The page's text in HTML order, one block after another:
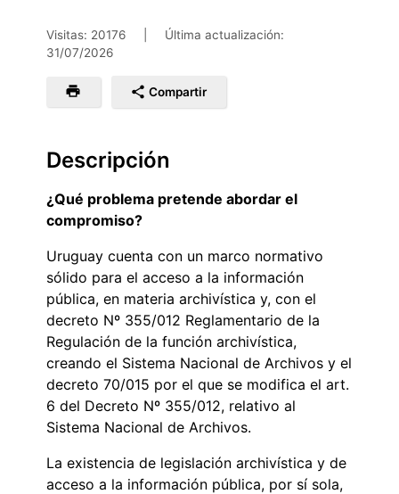
Visitas: 20176
Última actualización:
31/07/2026
Compartir
Descripción
¿Qué problema pretende abordar el
compromiso?
Uruguay cuenta con un marco normativo
sólido para el acceso a la información
pública, en materia archivística y, con el
decreto Nº 355/012 Reglamentario de la
Regulación de la función archivística,
creando el Sistema Nacional de Archivos y el
decreto 70/015 por el que se modifica el art.
6 del Decreto Nº 355/012, relativo al
Sistema Nacional de Archivos.
La existencia de legislación archivística y de
acceso a la información pública, por sí sola,